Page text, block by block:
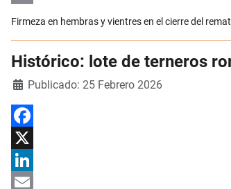
Email
Firmeza en hembras y vientres en el cierre del
Histórico: lote de terneros
DetallesPublicado: 25 Febrero 2026
Facebook
X
LinkedIn